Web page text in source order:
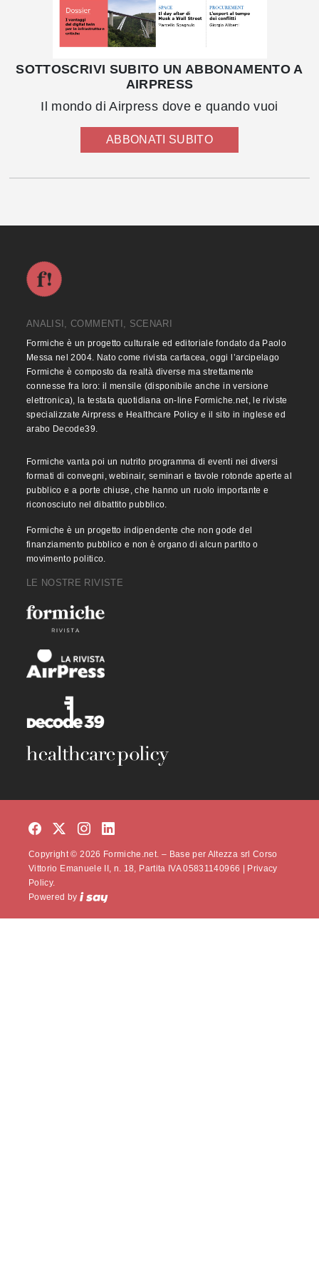
SOTTOSCRIVI SUBITO UN ABBONAMENTO A
AIRPRESS
Il mondo di Airpress dove e quando vuoi
ABBONATI SUBITO
ANALISI, COMMENTI, SCENARI
Formiche è un progetto culturale ed editoriale fondato da Paolo
Messa nel 2004. Nato come rivista cartacea, oggi l’arcipelago
Formiche è composto da realtà diverse ma strettamente
connesse fra loro: il mensile (disponibile anche in versione
elettronica), la testata quotidiana on-line Formiche.net, le riviste
specializzate Airpress e Healthcare Policy e il sito in inglese ed
arabo Decode39.
Formiche vanta poi un nutrito programma di eventi nei diversi
formati di convegni, webinair, seminari e tavole rotonde aperte al
pubblico e a porte chiuse, che hanno un ruolo importante e
riconosciuto nel dibattito pubblico.
Formiche è un progetto indipendente che non gode del
finanziamento pubblico e non è organo di alcun partito o
movimento politico.
LE NOSTRE RIVISTE
Copyright © 2026 Formiche.net. – Base per Altezza srl Corso
Vittorio Emanuele II, n. 18, Partita IVA 05831140966 |
Privacy
Policy.
Powered by